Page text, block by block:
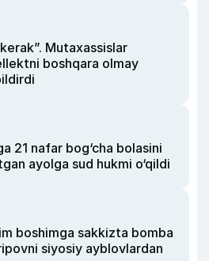
Mutaxassislar
boshqara olmay
21 nafar bog‘cha bolasini
ayolga sud hukmi o‘qildi
boshimga sakkizta bomba
siyosiy ayblovlardan